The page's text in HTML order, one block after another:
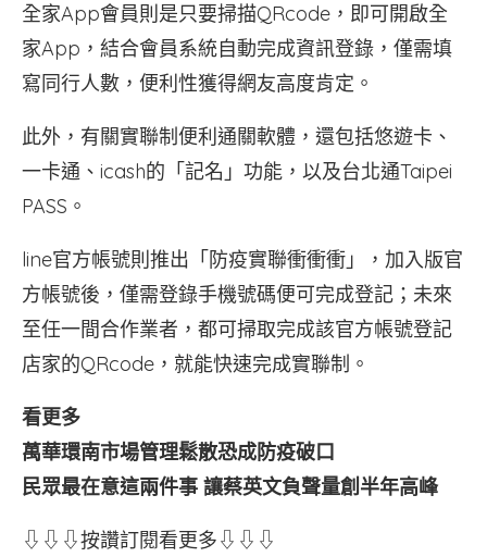
全家App會員則是只要掃描QRcode，即可開啟全
家App，結合會員系統自動完成資訊登錄，僅需填
寫同行人數，便利性獲得網友高度肯定。
此外，有關實聯制便利通關軟體，還包括悠遊卡、
一卡通、icash的「記名」功能，以及台北通Taipei
PASS。
line官方帳號則推出「防疫實聯衝衝衝」，加入版官
方帳號後，僅需登錄手機號碼便可完成登記；未來
至任一間合作業者，都可掃取完成該官方帳號登記
店家的QRcode，就能快速完成實聯制。
看更多
萬華環南市場管理鬆散恐成防疫破口
民眾最在意這兩件事 讓蔡英文負聲量創半年高峰
⇩⇩⇩按讚訂閱看更多⇩⇩⇩